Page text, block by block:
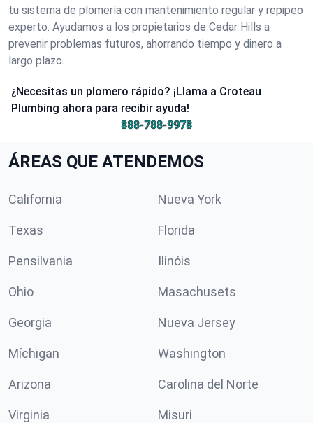
tu sistema de plomería con mantenimiento regular y repipeo
experto. Ayudamos a los propietarios de Cedar Hills a
prevenir problemas futuros, ahorrando tiempo y dinero a
largo plazo.
¿Necesitas un plomero rápido? ¡Llama a Croteau
Plumbing ahora para recibir ayuda!
888-788-9978
ÁREAS QUE ATENDEMOS
California Nueva York
Texas Florida
Pensilvania Ilinóis
Ohio Masachusets
Georgia Nueva Jersey
Míchigan Washington
Arizona Carolina del Norte
Virginia Misuri